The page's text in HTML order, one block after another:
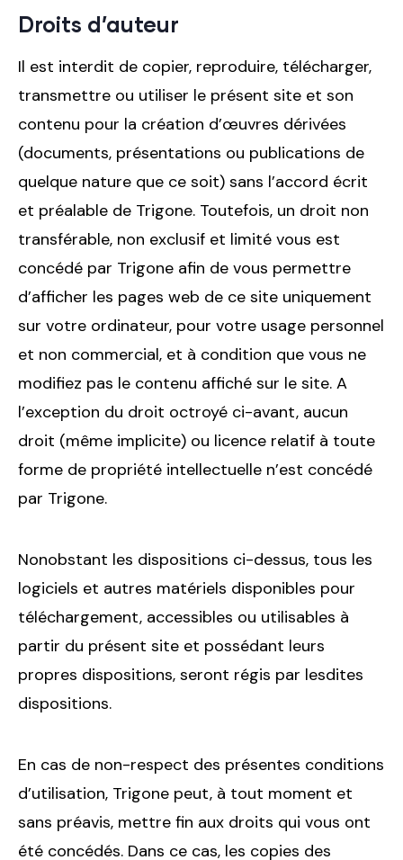
Droits d’auteur
Il est interdit de copier, reproduire, télécharger,
transmettre ou utiliser le présent site et son
contenu pour la création d’œuvres dérivées
(documents, présentations ou publications de
quelque nature que ce soit) sans l’accord écrit
et préalable de Trigone. Toutefois, un droit non
transférable, non exclusif et limité vous est
concédé par Trigone afin de vous permettre
d’afficher les pages web de ce site uniquement
sur votre ordinateur, pour votre usage personnel
et non commercial, et à condition que vous ne
modifiez pas le contenu affiché sur le site. A
l’exception du droit octroyé ci-avant, aucun
droit (même implicite) ou licence relatif à toute
forme de propriété intellectuelle n’est concédé
par Trigone.
Nonobstant les dispositions ci-dessus, tous les
logiciels et autres matériels disponibles pour
téléchargement, accessibles ou utilisables à
partir du présent site et possédant leurs
propres dispositions, seront régis par lesdites
dispositions.
En cas de non-respect des présentes conditions
d’utilisation, Trigone peut, à tout moment et
sans préavis, mettre fin aux droits qui vous ont
été concédés. Dans ce cas, les copies des